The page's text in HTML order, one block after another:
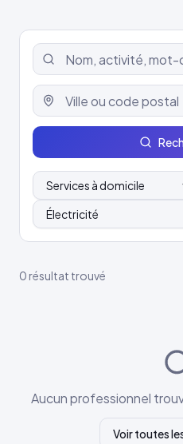
0 résultat trouvé
Aucun professionnel
Voir toutes